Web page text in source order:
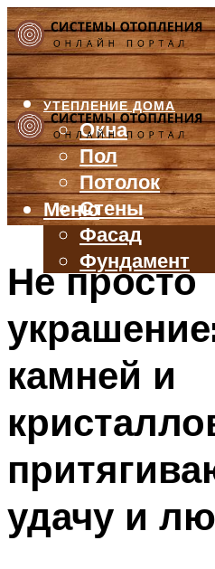
УТЕПЛЕНИЕ ДОМА
Окна
Пол
Потолок
Стены
Фасад
Фундамент
БАЛКОН И ЛОДЖИЯ
ВЕНТИЛЯЦИЯ
ТРУБЫ
Меню
Меню
Не просто
камней и
удачу и